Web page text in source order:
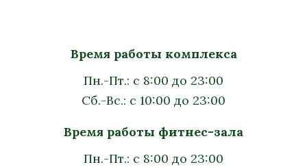
Время работы комплекса
Пн.-Пт.: с 8:00 до 23:00
Сб.-Вс.: с 10:00 до 23:00
Время работы фитнес-зала
Пн.-Пт.: с 8:00 до 23:00